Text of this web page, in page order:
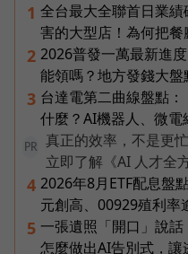
1 全台最大全聯首日業
害的大型店！為何把餐
2 2026普發一萬最新進
能領嗎？地方發錢大盤
3 台達電第二曲線盤點
什麼？AI機器人、微
PR
真正的效率，不是更
立即了解《AI 人才全
4 2026年8月ETF配息盤
元創高、00929殖利率
5 一張遺照「開口」說
怎麼做出AI告別式，讓